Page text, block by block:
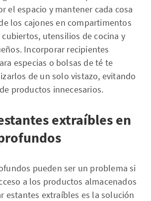
el espacio y mantener cada cosa
los cajones en compartimentos
utensilios de cocina y
Incorporar recipientes
especias o bolsas de té te
de un solo vistazo, evitando
productos innecesarios.
extraíbles en
pueden ser un problema si
a los productos almacenados
estantes extraíbles es la solución